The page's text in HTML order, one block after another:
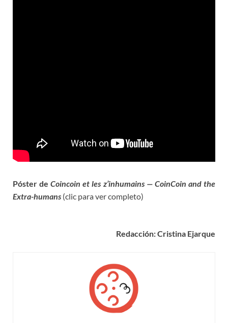
Póster deCoincoin et les z’inhumains — CoinCoin and the
Extra-humans (clic para ver completo)
Redacción: Cristina Ejarque